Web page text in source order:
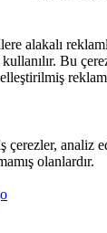
alakalı
Bu
çerezler, analiz
olanlardır.